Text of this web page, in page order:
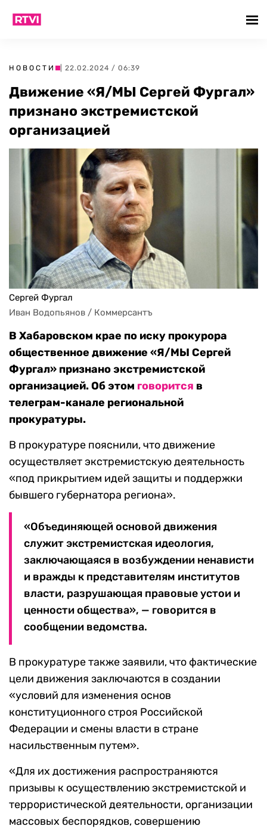
НОВОСТИ | 22.02.2024 / 06:39
Движение «Я/МЫ Сергей Фургал»
признано экстремистской
организацией
Сергей Фургал
Иван Водопьянов / Коммерсантъ
В Хабаровском крае по иску прокурора
общественное движение «Я/МЫ Сергей
Фургал» признано экстремистской
организацией. Об этом говорится в
телеграм-канале региональной
прокуратуры.
В прокуратуре пояснили, что движение
осуществляет экстремистскую деятельность
«под прикрытием идей защиты и поддержки
бывшего губернатора региона».
«Объединяющей основой движения
служит экстремистская идеология,
заключающаяся в возбуждении ненависти
и вражды к представителям институтов
власти, разрушающая правовые устои и
ценности общества», — говорится в
сообщении ведомства.
В прокуратуре также заявили, что фактические
цели движения заключаются в создании
«условий для изменения основ
конституционного строя Российской
Федерации и смены власти в стране
насильственным путем».
«Для их достижения распространяются
призывы к осуществлению экстремистской и
террористической деятельности, организации
массовых беспорядков, совершению